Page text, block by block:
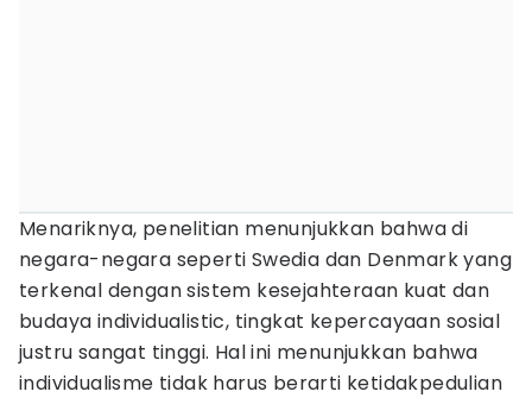
Menariknya, penelitian menunjukkan bahwa di
negara-negara seperti Swedia dan Denmark yang
terkenal dengan sistem kesejahteraan kuat dan
budaya individualistic, tingkat kepercayaan sosial
justru sangat tinggi. Hal ini menunjukkan bahwa
individualisme tidak harus berarti ketidakpedulian